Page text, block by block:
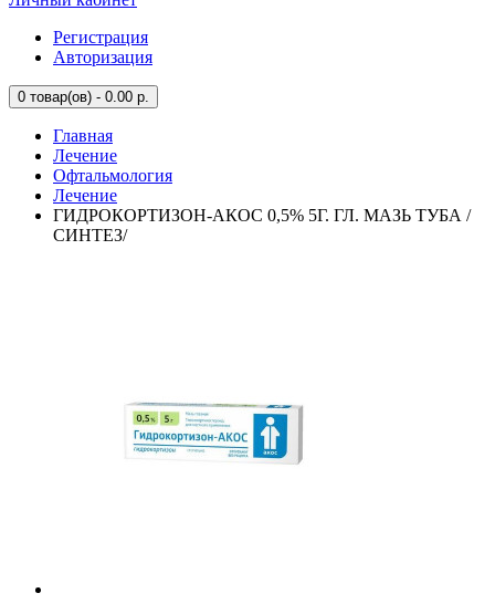
Регистрация
Авторизация
0 товар(ов) - 0.00 р.
Главная
Лечение
Офтальмология
Лечение
ГИДРОКОРТИЗОН-АКОС 0,5% 5Г. ГЛ. МАЗЬ ТУБА /
СИНТЕЗ/